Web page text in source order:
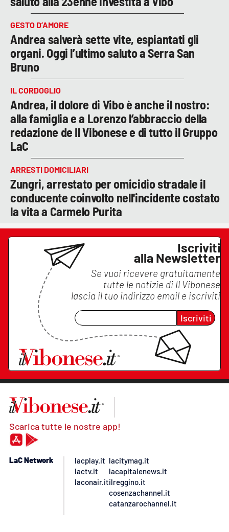
GESTO D’AMORE
Andrea salverà sette vite, espiantati gli
organi. Oggi l’ultimo saluto a Serra San
Bruno
IL CORDOGLIO
Andrea, il dolore di Vibo è anche il nostro:
alla famiglia e a Lorenzo l’abbraccio della
redazione de Il Vibonese e di tutto il Gruppo
LaC
ARRESTI DOMICILIARI
Zungri, arrestato per omicidio stradale il
conducente coinvolto nell'incidente costato
la vita a Carmelo Purita
Iscriviti
alla Newsletter
Se vuoi ricevere gratuitamente
tutte le notizie di Il Vibonese
lascia il tuo indirizzo email e iscriviti
Iscriviti
Scarica tutte le nostre app!
LaC Network
lacplay.it
lactv.it
laconair.it
lacitymag.it
lacapitalenews.it
ilreggino.it
cosenzachannel.it
catanzarochannel.it